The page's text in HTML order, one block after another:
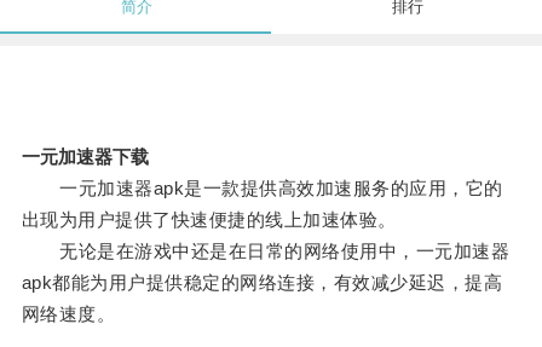
简介 排行
一元加速器下载
一元加速器apk是一款提供高效加速服务的应用，它的
出现为用户提供了快速便捷的线上加速体验。
无论是在游戏中还是在日常的网络使用中，一元加速器
apk都能为用户提供稳定的网络连接，有效减少延迟，提高
网络速度。